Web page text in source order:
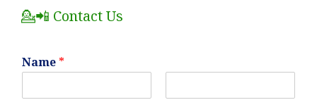
💁📲 Contact Us
Name *